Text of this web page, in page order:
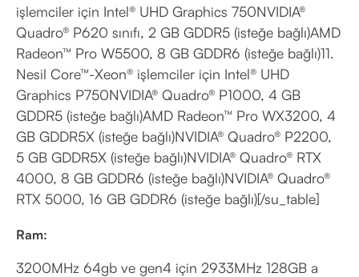
işlemciler için Intel® UHD Graphics 750NVIDIA®
Quadro® P620 sınıfı, 2 GB GDDR5 (isteğe bağlı)AMD
Radeon™ Pro W5500, 8 GB GDDR6 (isteğe bağlı)11.
Nesil Core™-Xeon® işlemciler için Intel® UHD
Graphics P750NVIDIA® Quadro® P1000, 4 GB
GDDR5 (isteğe bağlı)AMD Radeon™ Pro WX3200, 4
GB GDDR5X (isteğe bağlı)NVIDIA® Quadro® P2200,
5 GB GDDR5X (isteğe bağlı)NVIDIA® Quadro® RTX
4000, 8 GB GDDR6 (isteğe bağlı)NVIDIA® Quadro®
RTX 5000, 16 GB GDDR6 (isteğe bağlı)[/su_table]
Ram:
3200MHz 64gb ve gen4 için 2933MHz 128GB a